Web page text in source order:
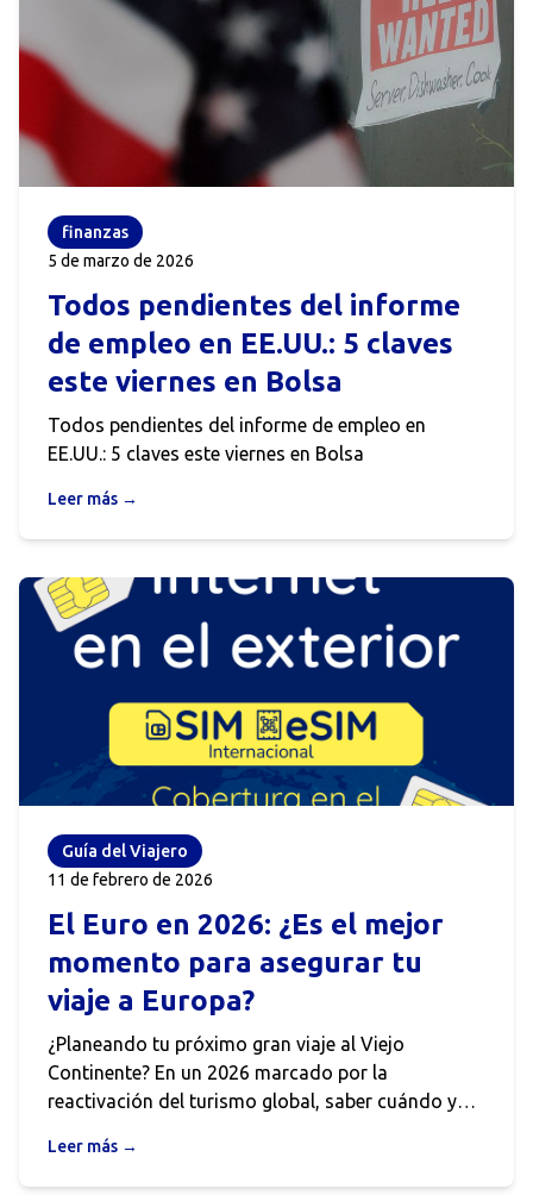
finanzas
5 de marzo de 2026
Todos pendientes del informe
de empleo en EE.UU.: 5 claves
este viernes en Bolsa
Todos pendientes del informe de empleo en
EE.UU.: 5 claves este viernes en Bolsa
Leer más →
Guía del Viajero
11 de febrero de 2026
El Euro en 2026: ¿Es el mejor
momento para asegurar tu
viaje a Europa?
¿Planeando tu próximo gran viaje al Viejo
Continente? En un 2026 marcado por la
reactivación del turismo global, saber cuándo y
diferencia en tu presupuesto. No dejes tu
tranquilidad financiera para el aeropuerto;
Leer más →